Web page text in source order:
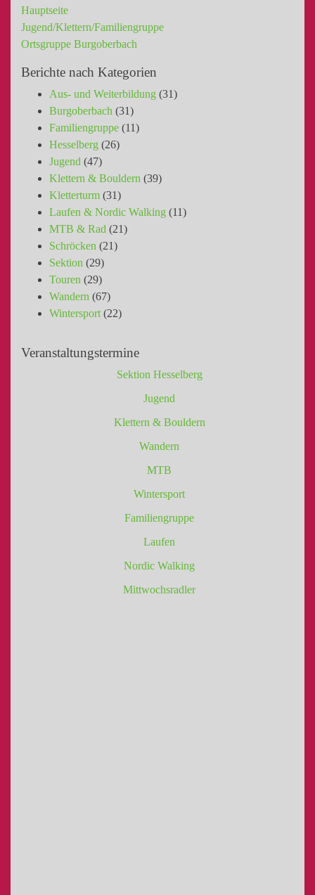
Hauptseite
Jugend/Klettern/Familiengruppe
Ortsgruppe Burgoberbach
Berichte nach Kategorien
Aus- und Weiterbildung (31)
Burgoberbach (31)
Familiengruppe (11)
Hesselberg (26)
Jugend (47)
Klettern & Bouldern (39)
Kletterturm (31)
Laufen & Nordic Walking (11)
MTB & Rad (21)
Schröcken (21)
Sektion (29)
Touren (29)
Wandern (67)
Wintersport (22)
Veranstaltungstermine
Sektion Hesselberg
Jugend
Klettern & Bouldern
Wandern
MTB
Wintersport
Familiengruppe
Laufen
Nordic Walking
Mittwochsradler